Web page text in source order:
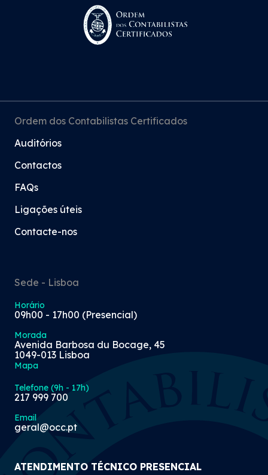
Ordem dos Contabilistas Certificados
Auditórios
Contactos
FAQs
Ligações úteis
Contacte-nos
Sede - Lisboa
Horário
09h00 - 17h00 (Presencial)
Morada
Avenida Barbosa du Bocage, 45
1049-013 Lisboa
Mapa
Telefone (9h - 17h)
217 999 700
Email
geral@occ.pt
ATENDIMENTO TÉCNICO PRESENCIAL